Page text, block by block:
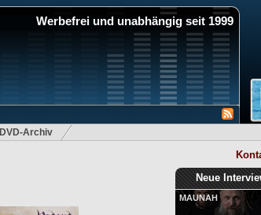
Werbefrei und unabhängig seit 1999
DVD-Archiv
Neue
MAUNAH